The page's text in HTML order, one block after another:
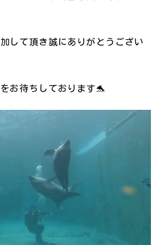
して頂き誠にありがとうござい
お待ちしております🐬